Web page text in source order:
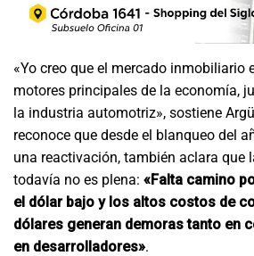
«Yo creo que el mercado inmobiliario
motores principales de la economía,
la industria automotriz», sostiene
reconoce que desde el blanqueo del
una reactivación, también aclara que
todavía no es plena: «Falta camino
el dólar bajo y los altos costos de
dólares generan demoras tanto en
en desarrolladores».